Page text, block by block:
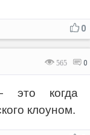
0
565 0
когда
клоуном.